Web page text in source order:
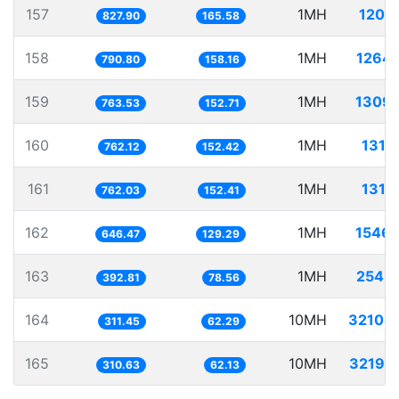
157 827.90 165.58 1MH
158 790.80 158.16 1MH
159 763.53 152.71 1MH
160 762.12 152.42 1MH
161 762.03 152.41 1MH
162 646.47 129.29 1MH
163 392.81 78.56 1MH
164 311.45 62.29 10MH
165 310.63 62.13 10MH